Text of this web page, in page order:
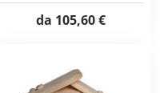
da 105,60 €